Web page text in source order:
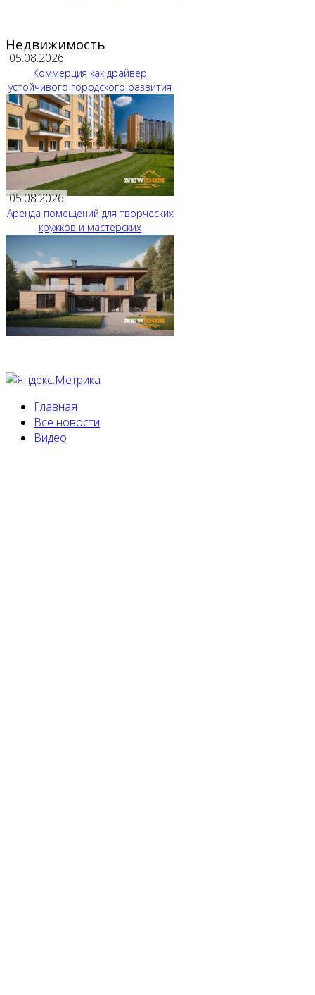
Недвижимость
05.08.2026
Коммерция как драйвер
устойчивого городского развития
05.08.2026
Аренда помещений для творческих
кружков и мастерских
Главная
Все новости
Видео